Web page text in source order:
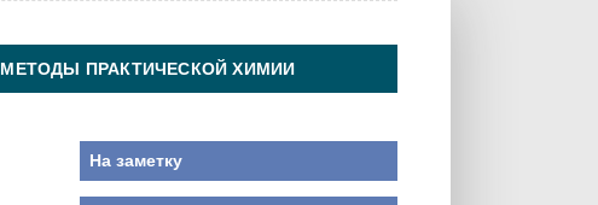
МЕТОДЫ ПРАКТИЧЕСКОЙ ХИМИИ
На заметку